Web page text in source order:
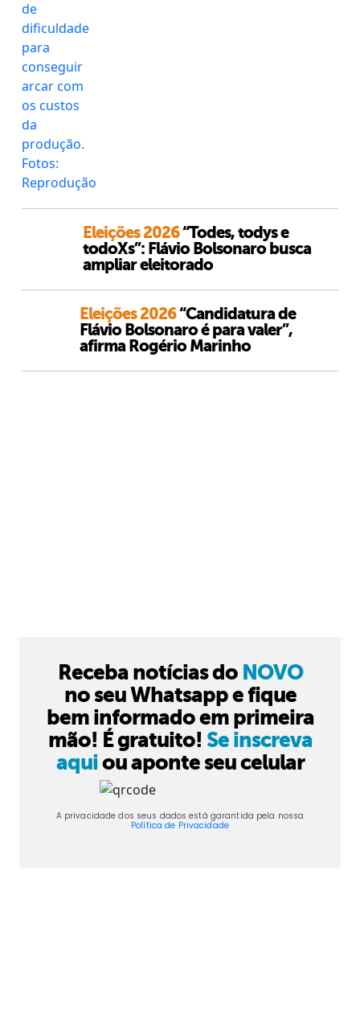
Eleições 2026“Todes, todys e
todoXs”: Flávio Bolsonaro busca
ampliar eleitorado
Eleições 2026“Candidatura de
Flávio Bolsonaro é para valer”,
afirma Rogério Marinho
Receba notícias do NOVO
no seu Whatsapp e fique
bem informado em primeira
mão! É gratuito! Se inscreva
aquiou aponte seu celular
A privacidade dos seus dados está garantida pela nossa
Política de Privacidade